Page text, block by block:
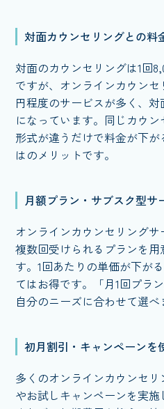
対面カウンセリングとの料
対面のカウンセリングは1回
ですが、オンラインカウンセ
円程度のサービスが多く、
になっています。同じカウン
形式が違うだけで料金が下
はのメリットです。
月額プラン・サブスク型サ
オンラインカウンセリング
複数回受けられるプランを
す。1回あたりの単価が下が
てはお得です。「月1回プラ
自分のニーズに合わせて選べ
初月割引・キャンペーンを
多くのオンラインカウンセ
やお試しキャンペーンを実